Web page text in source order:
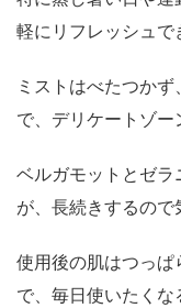
軽にリフレッシュで
ミストはべたつか
で、デリケートゾー
ベルガモットとゼラ
が、長続きするので
使用後の肌はつっ
で、毎日使いたくな